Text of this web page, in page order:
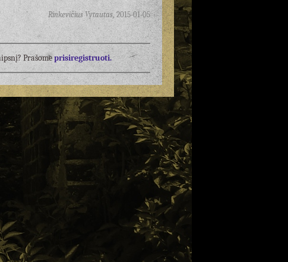
Rinkevičius Vytautas, 2015-01-05
Prašomeprisiregistruoti.